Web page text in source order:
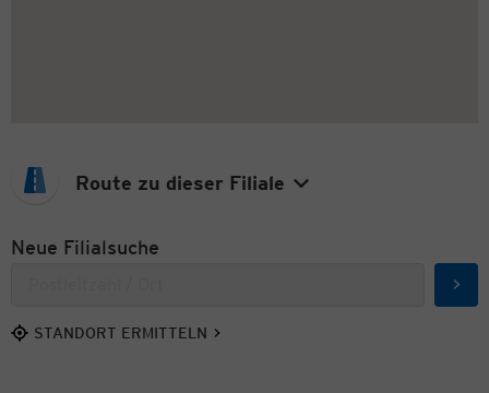
Route zu dieser Filiale
Neue Filialsuche
STANDORT ERMITTELN